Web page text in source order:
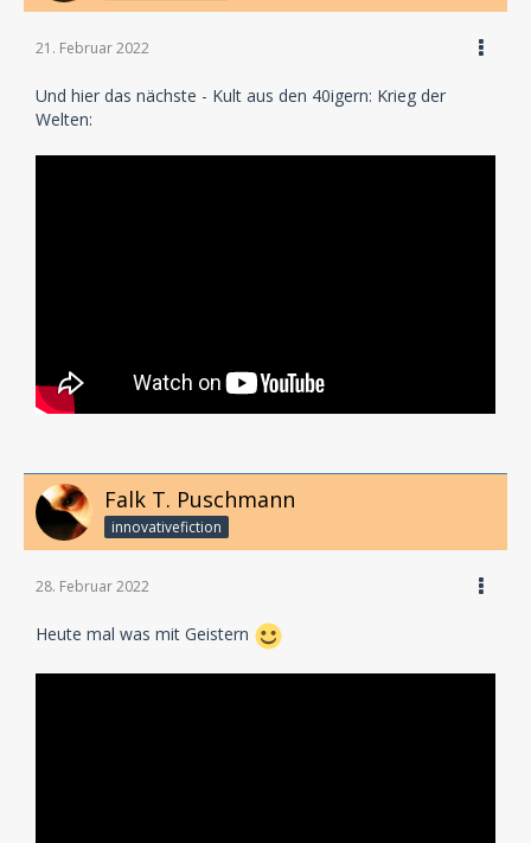
21. Februar 2022
Und hier das nächste - Kult aus den 40igern: Krieg der
Welten:
Falk T. Puschmann
innovativefiction
28. Februar 2022
Heute mal was mit Geistern